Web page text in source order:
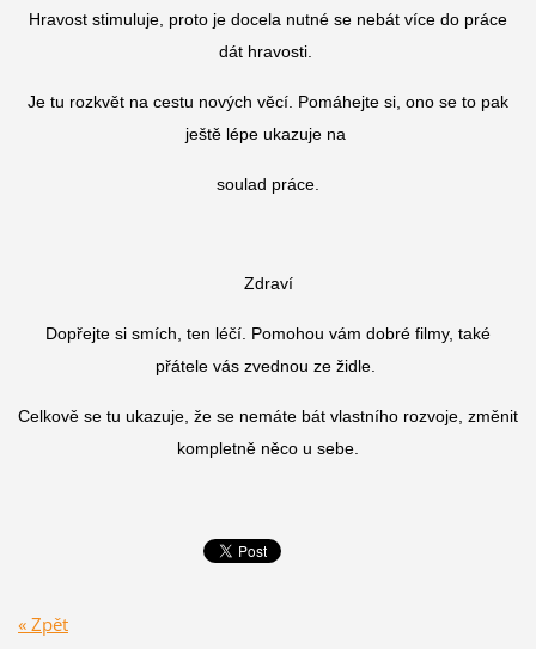
Hravost stimuluje, proto je docela nutné se nebát více do práce
dát hravosti.
Je tu rozkvět na cestu nových věcí. Pomáhejte si, ono se to pak
ještě lépe ukazuje na
soulad práce.
Zdraví
Dopřejte si smích, ten léčí. Pomohou vám dobré filmy, také
přátele vás zvednou ze židle.
Celkově se tu ukazuje, že se nemáte bát vlastního rozvoje, změnit
kompletně něco u sebe.
« Zpět